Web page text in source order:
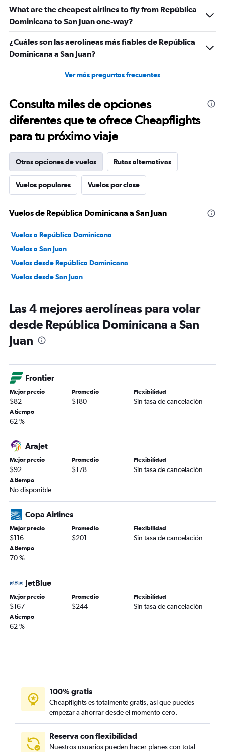
What are the cheapest airlines to fly from República
Dominicana to San Juan one-way?
¿Cuáles son las aerolíneas más fiables de República
Dominicana a San Juan?
Ver más preguntas frecuentes
Consulta miles de opciones
diferentes que te ofrece Cheapflights
para tu próximo viaje
Otras opciones de vuelos Rutas alternativas
Vuelos populares Vuelos por clase
Vuelos de República Dominicana a San Juan
Vuelos a República Dominicana
Vuelos a San Juan
Vuelos desde República Dominicana
Vuelos desde San Juan
Las 4 mejores aerolíneas para volar
desde República Dominicana a San
Juan
Frontier
Mejor precio
$82
Promedio
$180
Flexibilidad
Sin tasa de cancelación
A tiempo
62 %
Arajet
Mejor precio
$92
Promedio
$178
Flexibilidad
Sin tasa de cancelación
A tiempo
No disponible
Copa Airlines
Mejor precio
$116
Promedio
$201
Flexibilidad
Sin tasa de cancelación
A tiempo
70 %
JetBlue
Mejor precio
$167
Promedio
$244
Flexibilidad
Sin tasa de cancelación
A tiempo
62 %
100% gratis
Cheapflights es totalmente gratis, así que puedes
empezar a ahorrar desde el momento cero.
Reserva con flexibilidad
Nuestros usuarios pueden hacer planes con total